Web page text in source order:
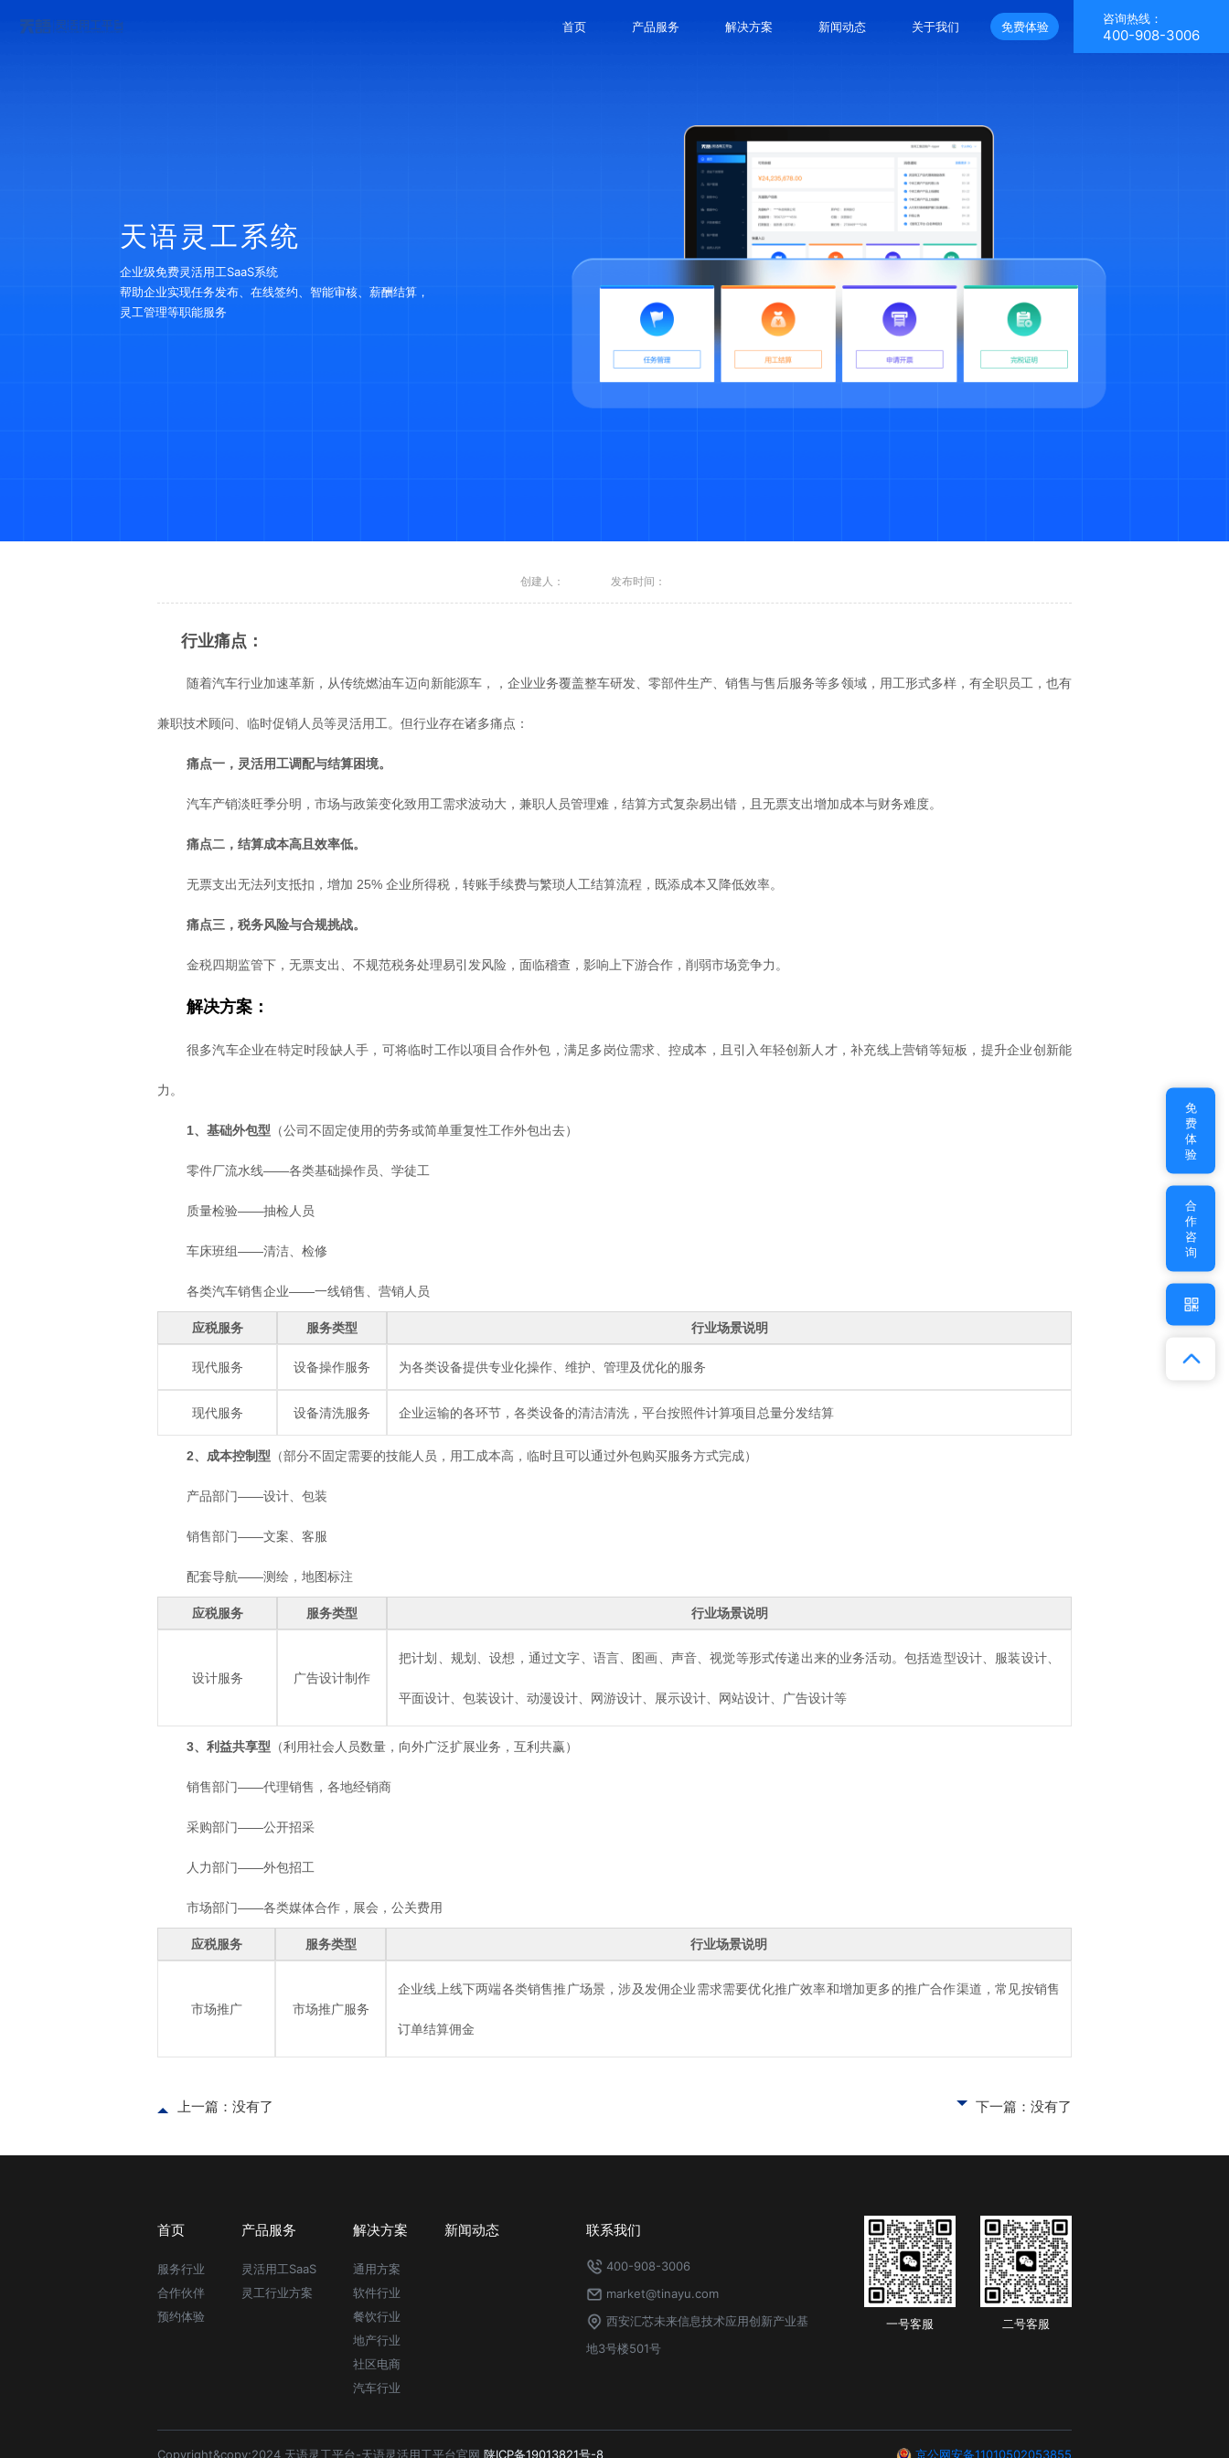
首页 产品服务 解决方案 新闻动态 关于我们 免费体验
咨询热线：
400-908-3006
天语灵工系统
企业级免费灵活用工SaaS系统
帮助企业实现任务发布、在线签约、智能审核、薪酬结算，
灵工管理等职能服务
创建人： 发布时间：
行业痛点：
随着汽车行业加速革新，从传统燃油车迈向新能源车，，企业业务覆盖整车研发、零部件生产、销售与售后服务等多领域，用工形式多样，有全职员工，也有
兼职技术顾问、临时促销人员等灵活用工。但行业存在诸多痛点：
痛点一，灵活用工调配与结算困境。
汽车产销淡旺季分明，市场与政策变化致用工需求波动大，兼职人员管理难，结算方式复杂易出错，且无票支出增加成本与财务难度。
痛点二，结算成本高且效率低。
无票支出无法列支抵扣，增加 25% 企业所得税，转账手续费与繁琐人工结算流程，既添成本又降低效率。
痛点三，税务风险与合规挑战。
金税四期监管下，无票支出、不规范税务处理易引发风险，面临稽查，影响上下游合作，削弱市场竞争力。
解决方案：
很多汽车企业在特定时段缺人手，可将临时工作以项目合作外包，满足多岗位需求、控成本，且引入年轻创新人才，补充线上营销等短板，提升企业创新能
力。
1、基础外包型 （公司不固定使用的劳务或简单重复性工作外包出去）
零件厂流水线——各类基础操作员、学徒工
质量检验——抽检人员
车床班组——清洁、检修
各类汽车销售企业——一线销售、营销人员
应税服务 服务类型 行业场景说明
现代服务 设备操作服务 为各类设备提供专业化操作、维护、管理及优化的服务
现代服务 设备清洗服务 企业运输的各环节，各类设备的清洁清洗，平台按照件计算项目总量分发结算
2、成本控制型 （部分不固定需要的技能人员，用工成本高，临时且可以通过外包购买服务方式完成）
产品部门——设计、包装
销售部门——文案、客服
配套导航——测绘，地图标注
应税服务 服务类型 行业场景说明
设计服务 广告设计制作
把计划、规划、设想，通过文字、语言、图画、声音、视觉等形式传递出来的业务活动。包括造型设计、服装设计、
平面设计、包装设计、动漫设计、网游设计、展示设计、网站设计、广告设计等
3、利益共享型 （利用社会人员数量，向外广泛扩展业务，互利共赢）
销售部门——代理销售，各地经销商
采购部门——公开招采
人力部门——外包招工
市场部门——各类媒体合作，展会，公关费用
应税服务 服务类型 行业场景说明
市场推广 市场推广服务
企业线上线下两端各类销售推广场景，涉及发佣企业需求需要优化推广效率和增加更多的推广合作渠道，常见按销售
订单结算佣金
上一篇：没有了 下一篇：没有了
首页
服务行业
合作伙伴
预约体验
产品服务
灵活用工SaaS
灵工行业方案
解决方案
通用方案
软件行业
餐饮行业
地产行业
社区电商
汽车行业
新闻动态 联系我们
400-908-3006
market@tinayu.com
西安汇芯未来信息技术应用创新产业基
地3号楼501号
一号客服 二号客服
Copyright&copy;2024 天语灵工平台-天语灵活用工平台官网 陕ICP备19013821号-8 京公网安备11010502053855
免
费
体
验
合
作
咨
询